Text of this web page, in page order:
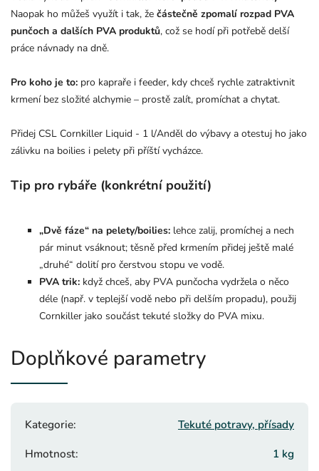
Naopak ho můžeš využít i tak, že částečně zpomalí rozpad PVA
punčoch a dalších PVA produktů, což se hodí při potřebě delší
práce návnady na dně.
Pro koho je to: pro kapraře i feeder, kdy chceš rychle zatraktivnit
krmení bez složité alchymie – prostě zalít, promíchat a chytat.
Přidej CSL Cornkiller Liquid - 1 l/Anděl do výbavy a otestuj ho jako
zálivku na boilies i pelety při příští vycházce.
Tip pro rybáře (konkrétní použití)
„Dvě fáze“ na pelety/boilies: lehce zalij, promíchej a nech
pár minut vsáknout; těsně před krmením přidej ještě malé
„druhé“ dolití pro čerstvou stopu ve vodě.
PVA trik: když chceš, aby PVA punčocha vydržela o něco
déle (např. v teplejší vodě nebo při delším propadu), použij
Cornkiller jako součást tekuté složky do PVA mixu.
Doplňkové parametry
Kategorie:
Tekuté potravy, přísady
Hmotnost:
1 kg